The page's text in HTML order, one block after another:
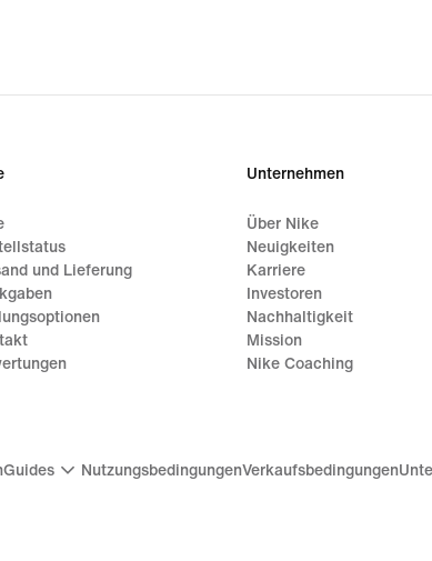
und Lieferung
Unternehmen
Über Nike
Neuigkeiten
Karriere
Investoren
Nachhaltigkeit
Mission
Nike Coaching
Guides NutzungsbedingungenVerkaufsbedingungen